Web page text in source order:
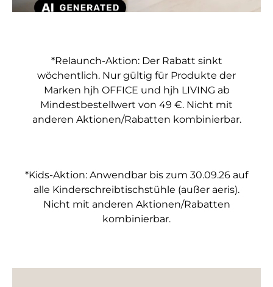
*Relaunch-Aktion: Der Rabatt sinkt
wöchentlich. Nur gültig für Produkte der
Marken hjh OFFICE und hjh LIVING ab
Mindestbestellwert von 49 €. Nicht mit
anderen Aktionen/Rabatten kombinierbar.
*Kids-Aktion: Anwendbar bis zum 30.09.26 auf
alle Kinderschreibtischstühle (außer aeris).
Nicht mit anderen Aktionen/Rabatten
kombinierbar.